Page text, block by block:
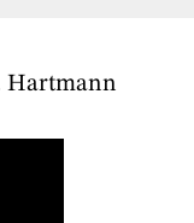
Hartmann